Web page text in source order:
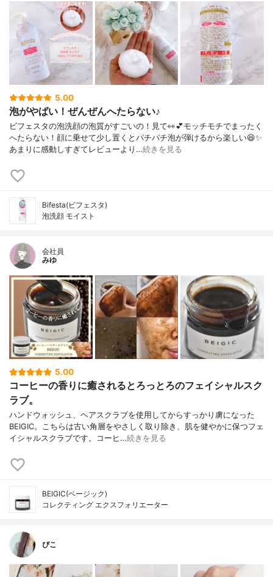
5.00
泡がやばい！ぜんぜんへたらない♪
ビフェスタの泡洗顔の泡質がすごいの！見て👀💕モッチモチでまったく
へたらない！顔に乗せて少し置くとパチパチ泡が弾けるから楽しい😆✨
あまりに感動しすぎてレビューより…続きを見る
Bifesta(ビフェスタ)
泡洗顔 モイスト
会社員
みゆ
5.00
コーヒーの香りに癒されるとろっとろのフェイシャルスク
ラブ。
ハンドウォッシュ、ヘアスクラブを使用してからすっかり虜になった
BEIGIC。こちらは古い角層をやさしく取り除き、肌を健やかに保つフェ
イシャルスクラブです。コーヒ…続きを見る
BEIGIC(ベージック)
コレクティング エクスフォリエーター
ぴこ